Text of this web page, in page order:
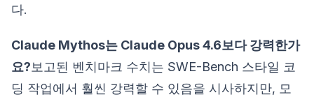
다.
Claude Mythos는 Claude Opus 4.6보다 강력한가
요?보고된 벤치마크 수치는 SWE-Bench 스타일 코
딩 작업에서 훨씬 강력할 수 있음을 시사하지만, 모